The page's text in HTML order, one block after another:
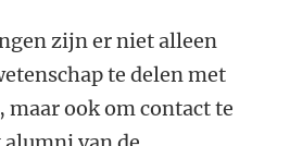
zijn er niet alleen
te delen met
maar ook om contact te